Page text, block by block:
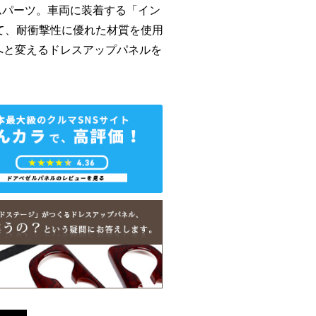
ーツ。車両に装着する「イン
耐衝撃性に優れた材質を使用
変えるドレスアップパネルを